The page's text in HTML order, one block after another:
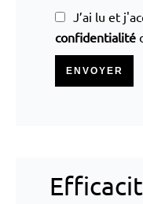
J’ai lu et
confidentialité
ENVOYER